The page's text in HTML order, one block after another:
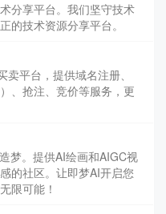
分享平台。我们坚守技术
的技术资源分享平台。
平台，提供域名注册、
、抢注、竞价等服务，更
梦。提供AI绘画和AIGC视
的社区。让即梦AI开启您
限可能！